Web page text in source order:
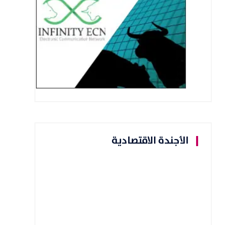
الأجندة الاقتصادية